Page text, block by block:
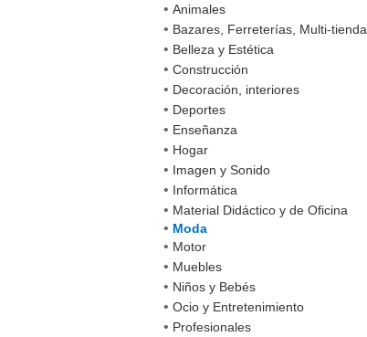
• Animales
• Bazares, Ferreterías, Multi-tienda
• Belleza y Estética
• Construcción
• Decoración, interiores
• Deportes
• Enseñanza
• Hogar
• Imagen y Sonido
• Informática
• Material Didáctico y de Oficina
• Moda
• Motor
• Muebles
• Niños y Bebés
• Ocio y Entretenimiento
• Profesionales